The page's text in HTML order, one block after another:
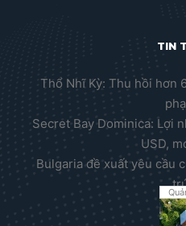
TIN
Thổ Nhĩ Kỳ: Thu hồi hơn
Secret Bay Dominica: Lợi
USD,
Bulgaria đề xuất yêu cầu